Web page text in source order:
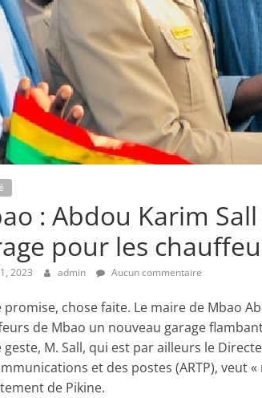
: Abdou Karim
pour les
2023 admin Aucun commentaire
promise, chose faite. Le maire de Mbao
de Mbao un nouveau garage
geste, M. Sall, qui est par ailleurs le
et des postes (ARTP), veut
de Pikine.